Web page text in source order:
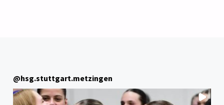
@hsg.stuttgart.metzingen